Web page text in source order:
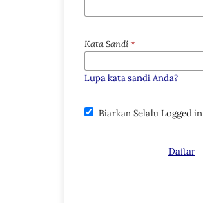
Kata Sandi*
Lupa kata sandi Anda?
Biarkan Selalu Logged in
Daftar